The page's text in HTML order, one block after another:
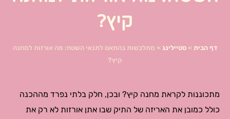
קיץ?
דף הבית » סטיילינג » מתלבשות בהתאם לתנאי השטח: מה אורזות למחנה
קיץ?
מתכוננות לקראת מחנה קיץ? ובכן, חלק בלתי נפרד מההכנה
כולל כמובן את האריזה של התיק שבו אתן אורזות לא רק את